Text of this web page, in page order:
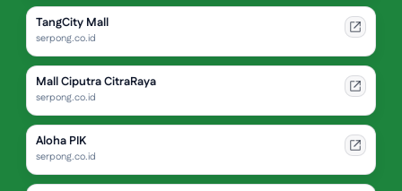
TangCity Mall
serpong.co.id
Mall Ciputra CitraRaya
serpong.co.id
Aloha PIK
serpong.co.id